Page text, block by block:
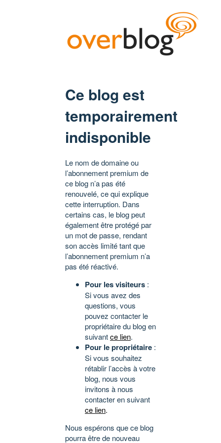
Ce blog est
temporairement
indisponible
Le nom de domaine ou
l’abonnement premium de
ce blog n’a pas été
renouvelé, ce qui explique
cette interruption. Dans
certains cas, le blog peut
également être protégé par
un mot de passe, rendant
son accès limité tant que
l’abonnement premium n’a
pas été réactivé.
Pour les visiteurs :
Si vous avez des
questions, vous
pouvez contacter le
propriétaire du blog en
suivantce lien.
Pour le propriétaire :
Si vous souhaitez
rétablir l’accès à votre
blog, nous vous
invitons à nous
contacter en suivant
ce lien.
Nous espérons que ce blog
pourra être de nouveau